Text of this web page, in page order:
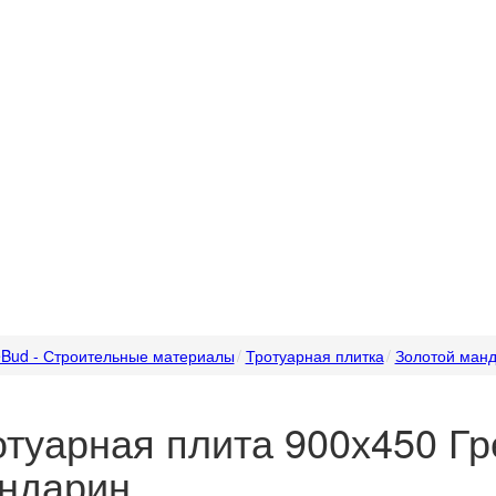
- Строительные материалы Тротуарная плитка Золотой
плита 900х450